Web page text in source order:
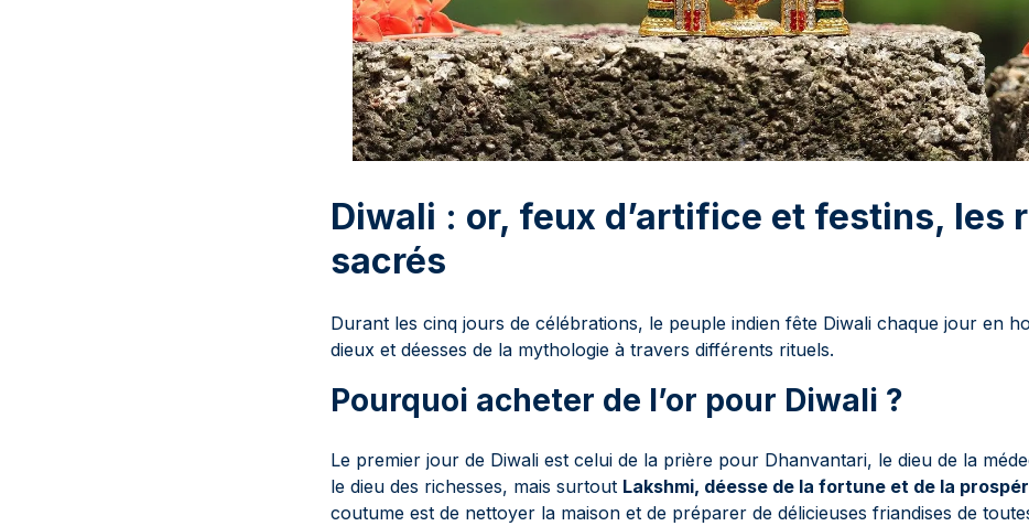
Diwali : or, feux d’artifice et festins, les
sacrés
Durant les cinq jours de célébrations, le peuple indien fête Diwali chaque jour en
dieux et déesses de la mythologie à travers différents rituels.
Pourquoi acheter de l’or pour Diwali ?
Le premier jour de Diwali est celui de la prière pour Dhanvantari, le dieu de la
le dieu des richesses, mais surtout Lakshmi, déesse de la fortune et de la
coutume est de nettoyer la maison et de préparer de délicieuses friandises de